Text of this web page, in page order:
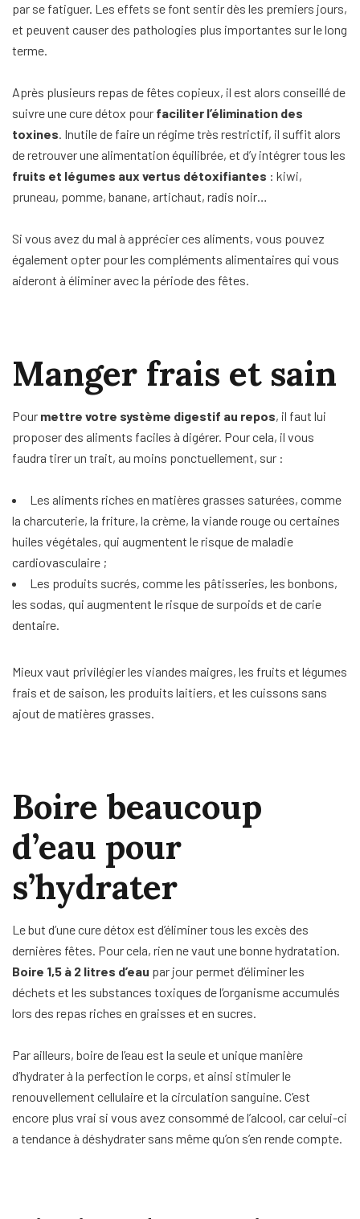
par se fatiguer. Les effets se font sentir dès les premiers jours,
et peuvent causer des pathologies plus importantes sur le long
terme.
Après plusieurs repas de fêtes copieux, il est alors conseillé de
suivre une cure détox pour faciliter l’élimination des
toxines. Inutile de faire un régime très restrictif, il suffit alors
de retrouver une alimentation équilibrée, et d’y intégrer tous les
fruits et légumes aux vertus détoxifiantes : kiwi,
pruneau, pomme, banane, artichaut, radis noir…
Si vous avez du mal à apprécier ces aliments, vous pouvez
également opter pour les compléments alimentaires qui vous
aideront à éliminer avec la période des fêtes.
Manger frais et sain
Pour mettre votre système digestif au repos, il faut lui
proposer des aliments faciles à digérer. Pour cela, il vous
faudra tirer un trait, au moins ponctuellement, sur :
Les aliments riches en matières grasses saturées, comme
la charcuterie, la friture, la crème, la viande rouge ou certaines
huiles végétales, qui augmentent le risque de maladie
cardiovasculaire ;
Les produits sucrés, comme les pâtisseries, les bonbons,
les sodas, qui augmentent le risque de surpoids et de carie
dentaire.
Mieux vaut privilégier les viandes maigres, les fruits et légumes
frais et de saison, les produits laitiers, et les cuissons sans
ajout de matières grasses.
Boire beaucoup
d’eau pour
s’hydrater
Le but d’une cure détox est d’éliminer tous les excès des
dernières fêtes. Pour cela, rien ne vaut une bonne hydratation.
Boire 1,5 à 2 litres d’eau par jour permet d’éliminer les
déchets et les substances toxiques de l’organisme accumulés
lors des repas riches en graisses et en sucres.
Par ailleurs, boire de l’eau est la seule et unique manière
d’hydrater à la perfection le corps, et ainsi stimuler le
renouvellement cellulaire et la circulation sanguine. C’est
encore plus vrai si vous avez consommé de l’alcool, car celui-ci
a tendance à déshydrater sans même qu’on s’en rende compte.